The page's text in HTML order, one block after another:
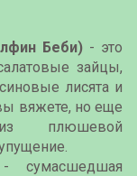
Беби) - это
зайцы,
лисята и
вяжете, но еще
плюшевой
сумасшедшая